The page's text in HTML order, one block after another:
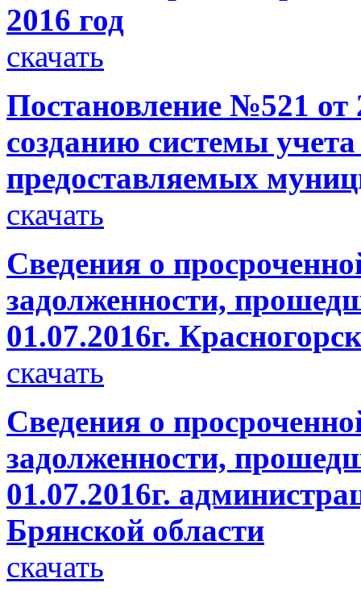
2016 год
скачать
Постановление №521 от
созданию системы
предоставляемых
скачать
Сведения о
задолженности,
01.07.2016г.
скачать
Сведения о
задолженности,
01.07.2016г.
Брянской области
скачать